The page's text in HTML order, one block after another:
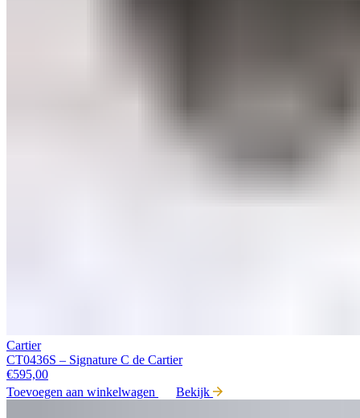
Cartier
CT0436S – Signature C de Cartier
€595,00
Toevoegen aan winkelwagen
Bekijk